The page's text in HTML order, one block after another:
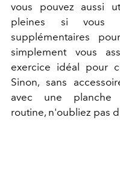
vous pouvez aussi
pleines si vous
supplémentaires
simplement vous
exercice idéal pour
Sinon, sans
avec une planche
routine, n'oubliez pas